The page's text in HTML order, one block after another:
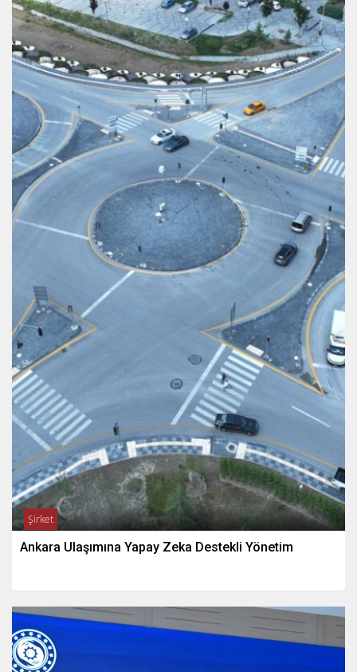
Şirket
Ankara Ulaşımına Yapay Zeka Destekli Yönetim